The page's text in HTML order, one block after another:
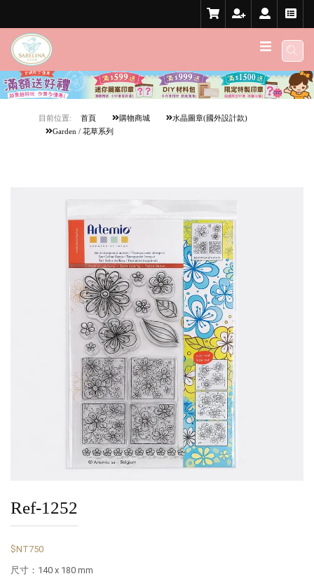
目前位置: 首頁 購物商城
水晶圖章(國外設計款)
Garden / 花草系列
Ref-1252
$NT750
尺寸：140 x 180 mm